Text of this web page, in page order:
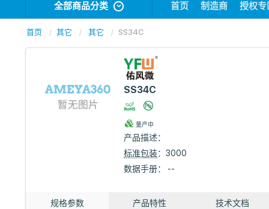
全部商品分类 首页 制造商 授权专
首页 其它 其它 SS34C
SS34C
量产中
产品描述：
标准包装：3000
数据手册： --
规格参数 产品特性 技术文档